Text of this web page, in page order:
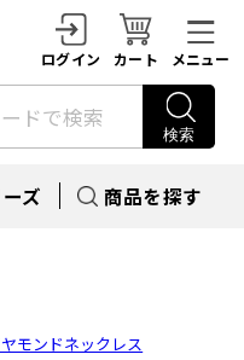
ログイン カート メニュー
ズ 商品を探す
モンドネックレス